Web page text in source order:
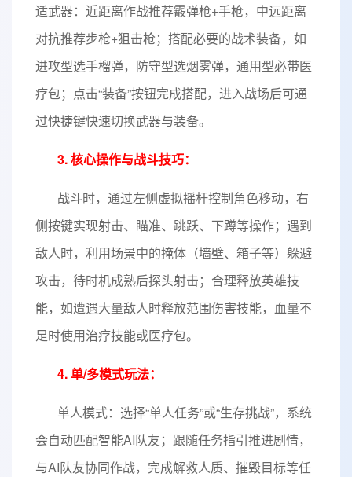
适武器：近距离作战推荐霰弹枪+手枪，中远距离
对抗推荐步枪+狙击枪；搭配必要的战术装备，如
进攻型选手榴弹，防守型选烟雾弹，通用型必带医
疗包；点击“装备”按钮完成搭配，进入战场后可通
过快捷键快速切换武器与装备。
3. 核心操作与战斗技巧：
战斗时，通过左侧虚拟摇杆控制角色移动，右
侧按键实现射击、瞄准、跳跃、下蹲等操作；遇到
敌人时，利用场景中的掩体（墙壁、箱子等）躲避
攻击，待时机成熟后探头射击；合理释放英雄技
能，如遭遇大量敌人时释放范围伤害技能，血量不
足时使用治疗技能或医疗包。
4. 单/多模式玩法：
单人模式：选择“单人任务”或“生存挑战”，系统
会自动匹配智能AI队友；跟随任务指引推进剧情，
与AI队友协同作战，完成解救人质、摧毁目标等任